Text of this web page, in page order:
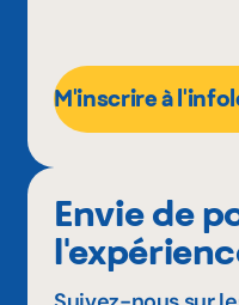
M'inscrire à
Envie de